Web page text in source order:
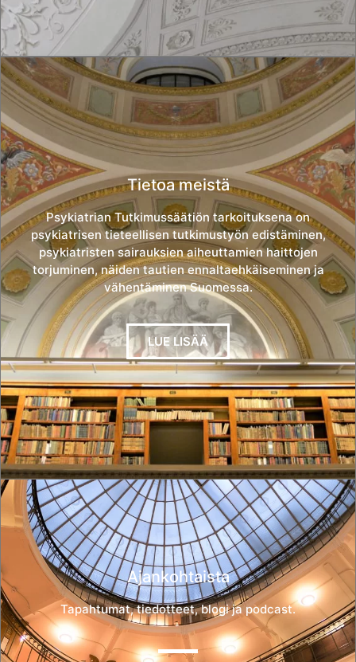
Tietoa meistä
Psykiatrian Tutkimussäätiön tarkoituksena on
psykiatrisen tieteellisen tutkimustyön edistäminen,
psykiatristen sairauksien aiheuttamien haittojen
torjuminen, näiden tautien ennaltaehkäiseminen ja
vähentäminen Suomessa.
LUE LISÄÄ
Ajankohtaista
Tapahtumat, tiedotteet, blogi ja podcast.